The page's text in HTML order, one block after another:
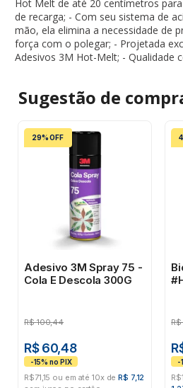
Hot Melt de até 20 centímetros
de recarga; - Com seu sistema de
mão, ela elimina a necessidade de
força com o polegar; - Projetada
Adesivos 3M Hot-Melt; - Qualidade
Sugestão de
29% OFF
Adesivo 3M Spray 75 -
Cola E Descola 300G
R$ 100,44
R$ 60,48
R$71,15 ou em até 10x deR$ 7,12
R$